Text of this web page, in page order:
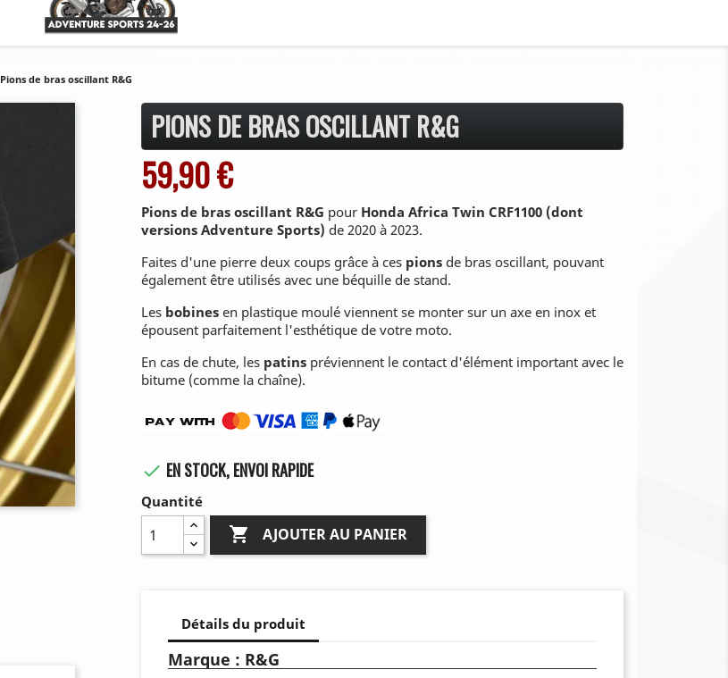
Pions de bras oscillant R&G
PIONS DE BRAS OSCILLANT R&G
59,90 €
Pions de bras oscillant R&G pour Honda Africa Twin CRF1100 (dont
versions Adventure Sports) de 2020 à 2023.
Faites d'une pierre deux coups grâce à ces pions de bras oscillant, pouvant
également être utilisés avec une béquille de stand.
Les bobines en plastique moulé viennent se monter sur un axe en inox et
épousent parfaitement l'esthétique de votre moto.
En cas de chute, les patins préviennent le contact d'élément important avec le
bitume (comme la chaîne).
 EN STOCK, ENVOI RAPIDE
Quantité
 AJOUTER AU PANIER
Détails du produit
Marque : R&G